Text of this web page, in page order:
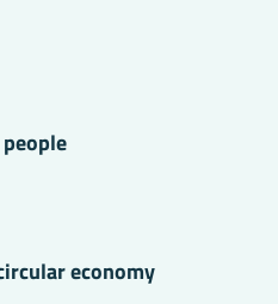
economy